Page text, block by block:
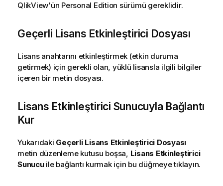
QlikView'ün Personal Edition sürümü gereklidir.
Geçerli Lisans Etkinleştirici Dosyası
Lisans anahtarını etkinleştirmek (etkin duruma
getirmek) için gerekli olan, yüklü lisansla ilgili bilgiler
içeren bir metin dosyası.
Lisans Etkinleştirici Sunucuyla Bağlantı
Kur
Yukarıdaki Geçerli Lisans Etkinleştirici Dosyası
metin düzenleme kutusu boşsa, Lisans Etkinleştirici
Sunucuile bağlantı kurmak için bu düğmeye tıklayın.